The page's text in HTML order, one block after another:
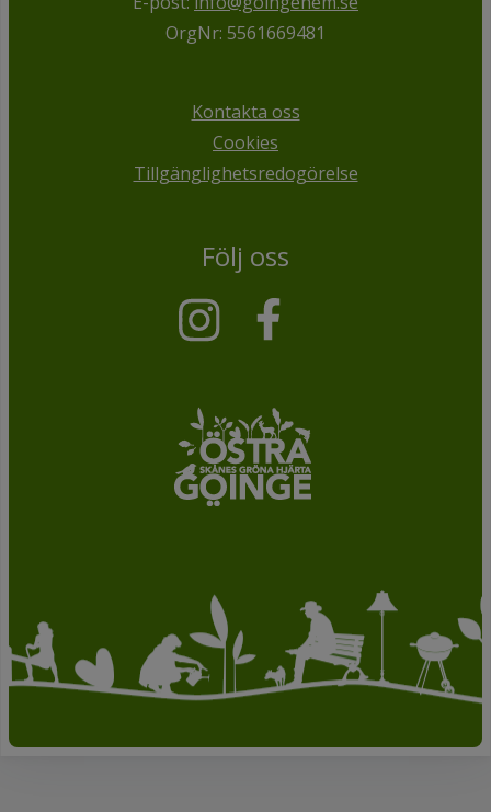
OrgNr: 5561669481
Kontakta oss
Cookies
Tillgänglighetsredogörelse
Följ oss